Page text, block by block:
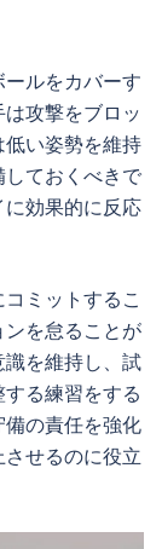
ルをカバーす
攻撃をブロッ
い姿勢を維持
しておくべきで
効果的に反応
ミットするこ
を怠ることが
を維持し、試
る練習をする
の責任を強化
せるのに役立